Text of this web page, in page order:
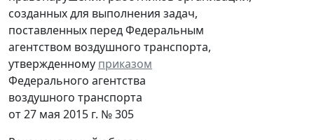
созданных для выполнения задач,
поставленных перед Федеральным
агентством воздушного транспорта,
утвержденному приказом
Федерального агентства
воздушного транспорта
от 27 мая 2015 г. № 305